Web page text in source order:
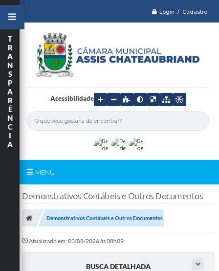
Login / Cadastro
Acessibilidade
MENU
Serviços
Câmara
T
R
A
N
S
P
A
R
Ê
N
C
I
A
Demonstrativos Contábeis e Outros Documentos
Demonstrativos Contábeis e Outros Documentos
Atualizado em: 03/08/2026 às 08h09
BUSCA DETALHADA